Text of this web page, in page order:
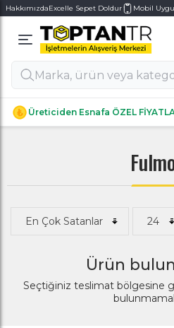
HakkımızdaExcelle Sepet Doldur Mobil
Üreticiden Esnafa ÖZEL
Alt Kategoriler
Alt Kategoriler
Ürün
Seçtiğiniz teslimat bölgesine